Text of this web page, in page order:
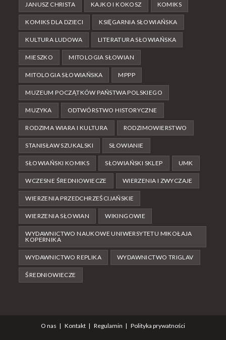
JANUSZ CHRISTA KAJKO I KOKOSZ KOMIKS
KOMIKS DLA DZIECI KSIĘGARNIA SŁOWIAŃSKA
KULTURA LUDOWA LITERATURA SŁOWIAŃSKA
MIESZKO MITOLOGIA SŁOWIAN
MITOLOGIA SŁOWIAŃSKA MPPP
MUZEUM POCZĄTKÓW PAŃSTWA POLSKIEGO
MUZYKA ODTWÓRSTWO HISTORYCZNE
RODZIMA WIARA I KULTURA RODZIMOWIERSTWO
STANISŁAW SZUKALSKI SŁOWIANIE
SŁOWIAŃSKI KOMIKS SŁOWIAŃSKI SKLEP UMK
WCZESNE ŚREDNIOWIECZE WIERZENIA I ZWYCZAJE
WIERZENIA PRZEDCHRZEŚCIJAŃSKIE
WIERZENIA SŁOWIAN WIKINGOWIE
WYDAWNICTWO NAUKOWE UNIWERSYTETU MIKOŁAJA
KOPERNIKA
WYDAWNICTWO REPLIKA WYDAWNICTWO TRIGLAV
ŚREDNIOWIECZE
O nas Kontakt Regulamin Polityka prywatności